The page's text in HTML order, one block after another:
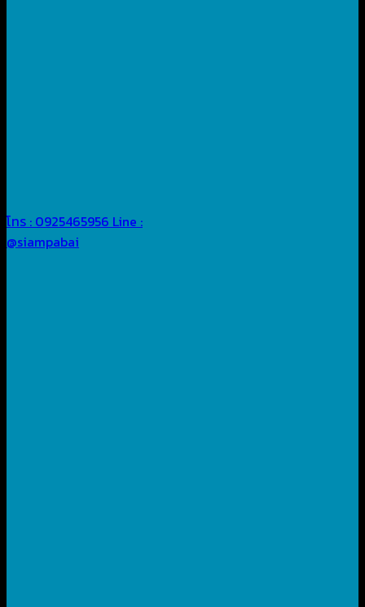
โทร : 0925465956 Line :
@siampabai